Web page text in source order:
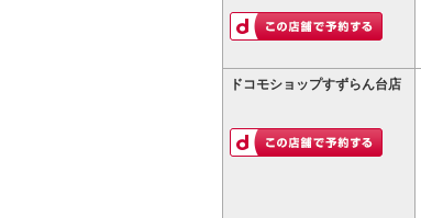
ドコモショップすずらん台店